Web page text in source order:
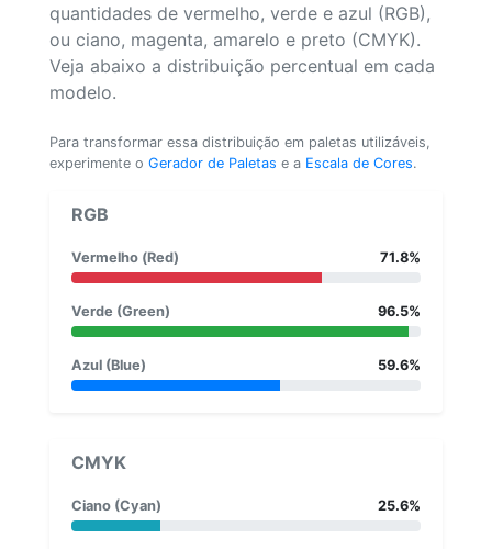
quantidades de vermelho, verde e azul (RGB),
ou ciano, magenta, amarelo e preto (CMYK).
Veja abaixo a distribuição percentual em cada
modelo.
Para transformar essa distribuição em paletas utilizáveis,
experimente o Gerador de Paletas e a Escala de Cores.
RGB
Vermelho (Red) 71.8%
Verde (Green) 96.5%
Azul (Blue) 59.6%
CMYK
Ciano (Cyan) 25.6%